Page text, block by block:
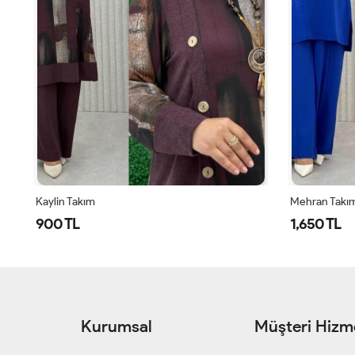
Kaylin Takım
900 TL
Mehran
1,650 TL
Kurumsal Müşteri